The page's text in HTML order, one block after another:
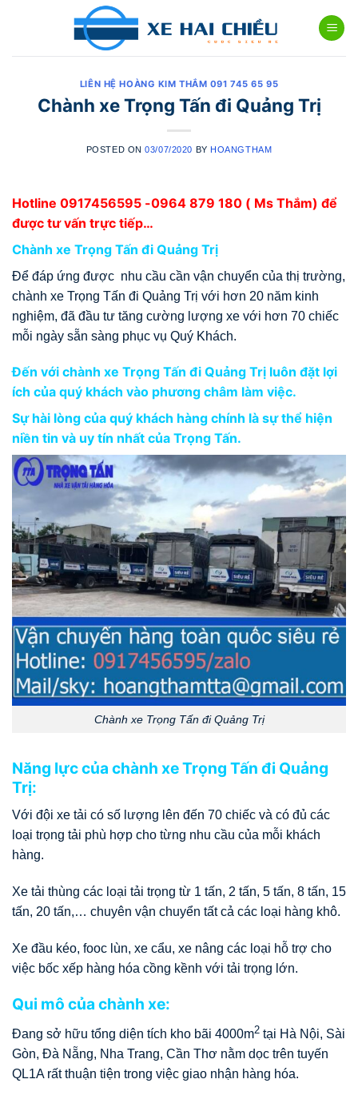
LIÊN HỆ HOÀNG KIM THẮM 091 745 65 95
Chành xe Trọng Tấn đi Quảng Trị
POSTED ON03/07/2020 BY HOANGTHAM
Hotline 0917456595 -0964 879 180 ( Ms Thắm) để
được tư vấn trực tiếp…
Chành xe Trọng Tấn đi Quảng Trị
Để đáp ứng được nhu cầu cần vận chuyển của thị trường,
chành xe Trọng Tấn đi Quảng Trị với hơn 20 năm kinh
nghiệm, đã đầu tư tăng cường lượng xe với hơn 70 chiếc
mỗi ngày sẵn sàng phục vụ Quý Khách.
Đến với chành xe Trọng Tấn đi Quảng Trị luôn đặt lợi
ích của quý khách vào phương châm làm việc.
Sự hài lòng của quý khách hàng chính là sự thể hiện
niền tin và uy tín nhất của Trọng Tấn.
Chành xe Trọng Tấn đi Quảng Trị
Năng lực của chành xe Trọng Tấn đi Quảng
Trị:
Với đội xe tải có số lượng lên đến 70 chiếc và có đủ các
loại trọng tải phù hợp cho từng nhu cầu của mỗi khách
hàng.
Xe tải thùng các loại tải trọng từ 1 tấn, 2 tấn, 5 tấn, 8 tấn, 15
tấn, 20 tấn,… chuyên vận chuyển tất cả các loại hàng khô.
Xe đầu kéo, fooc lùn, xe cẩu, xe nâng các loại hỗ trợ cho
việc bốc xếp hàng hóa cồng kềnh với tải trọng lớn.
Qui mô của chành xe:
Đang sở hữu tổng diện tích kho bãi 4000m2 tại Hà Nội, Sài
Gòn, Đà Nẵng, Nha Trang, Cần Thơ nằm dọc trên tuyến
QL1A rất thuận tiện trong việc giao nhận hàng hóa.